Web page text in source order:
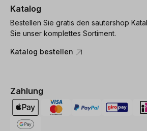
Katalog
Bestellen Sie gratis den sautershop
Sie unser komplettes Sortiment.
Katalog bestellen
Zahlung